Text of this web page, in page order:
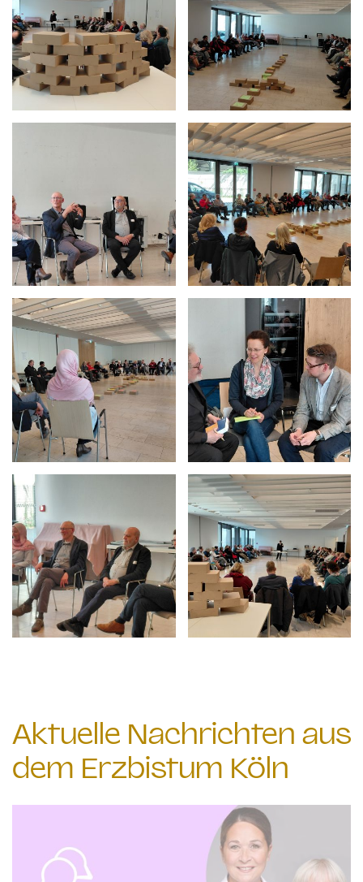
Aktuelle Nachrichten aus
dem Erzbistum Köln